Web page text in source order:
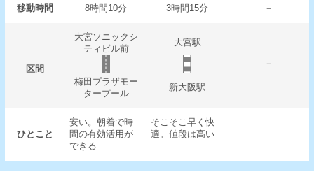
移動時間 8時間10分 3時間15分 －
区間
大宮ソニックシ
ティビル前
大宮駅
－
梅田プラザモー
タープール
新大阪駅
ひとこと
安い。朝着で時
間の有効活用が
できる
そこそこ早く快
適。値段は高い